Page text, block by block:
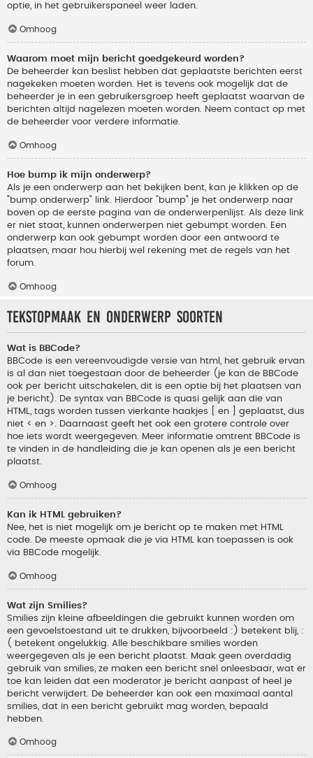
optie, in het gebruikerspaneel weer laden.
Omhoog
Waarom moet mijn bericht goedgekeurd worden?
De beheerder kan beslist hebben dat geplaatste berichten eerst
nagekeken moeten worden. Het is tevens ook mogelijk dat de
beheerder je in een gebruikersgroep heeft geplaatst waarvan de
berichten altijd nagelezen moeten worden. Neem contact op met
de beheerder voor verdere informatie.
Omhoog
Hoe bump ik mijn onderwerp?
Als je een onderwerp aan het bekijken bent, kan je klikken op de
"bump onderwerp" link. Hierdoor "bump" je het onderwerp naar
boven op de eerste pagina van de onderwerpenlijst. Als deze link
er niet staat, kunnen onderwerpen niet gebumpt worden. Een
onderwerp kan ook gebumpt worden door een antwoord te
plaatsen, maar hou hierbij wel rekening met de regels van het
forum.
Omhoog
Tekstopmaak en onderwerp soorten
Wat is BBCode?
BBCode is een vereenvoudigde versie van html, het gebruik ervan
is al dan niet toegestaan door de beheerder (je kan de BBCode
ook per bericht uitschakelen, dit is een optie bij het plaatsen van
je bericht). De syntax van BBCode is quasi gelijk aan die van
HTML, tags worden tussen vierkante haakjes [ en ] geplaatst, dus
niet < en >. Daarnaast geeft het ook een grotere controle over
hoe iets wordt weergegeven. Meer informatie omtrent BBCode is
te vinden in de handleiding die je kan openen als je een bericht
plaatst.
Omhoog
Kan ik HTML gebruiken?
Nee, het is niet mogelijk om je bericht op te maken met HTML
code. De meeste opmaak die je via HTML kan toepassen is ook
via BBCode mogelijk.
Omhoog
Wat zijn Smilies?
Smilies zijn kleine afbeeldingen die gebruikt kunnen worden om
een gevoelstoestand uit te drukken, bijvoorbeeld :) betekent blij, :
( betekent ongelukkig. Alle beschikbare smilies worden
weergegeven als je een bericht plaatst. Maak geen overdadig
gebruik van smilies, ze maken een bericht snel onleesbaar, wat er
toe kan leiden dat een moderator je bericht aanpast of heel je
bericht verwijdert. De beheerder kan ook een maximaal aantal
smilies, dat in een bericht gebruikt mag worden, bepaald
hebben.
Omhoog